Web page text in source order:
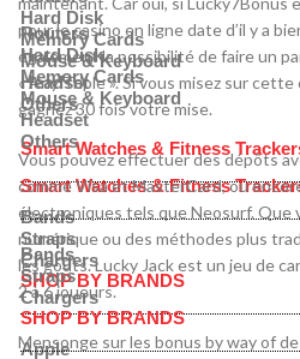
Hard Disk
Memory Cards
Mouse & Keyboard
Headset
Others
Smart Watches & Fitness
Bands
Straps
Chargers
SHOP BY BRANDS
Apple
Routers
Hard Disk
Memory Cards
Mouse & Keyboard
Headset
Others
Smart Watches & Fitness
Bands
Straps
Chargers
SHOP BY BRANDS
pour le casino en ligne date d’il y a
également la possibilité de faire un
« Any Triple ». Si vous misez sur
gagnez 30 fois votre mise.
Vous pouvez effectuer des dépôts
comme Visa et MasterCard, ou
électroniques tels que Neosurf. Que
numérique ou des méthodes plus
les goûts. Lucky Jack est un jeu de
2 à 6 joueurs.
Mensonge sur les bonus by way of